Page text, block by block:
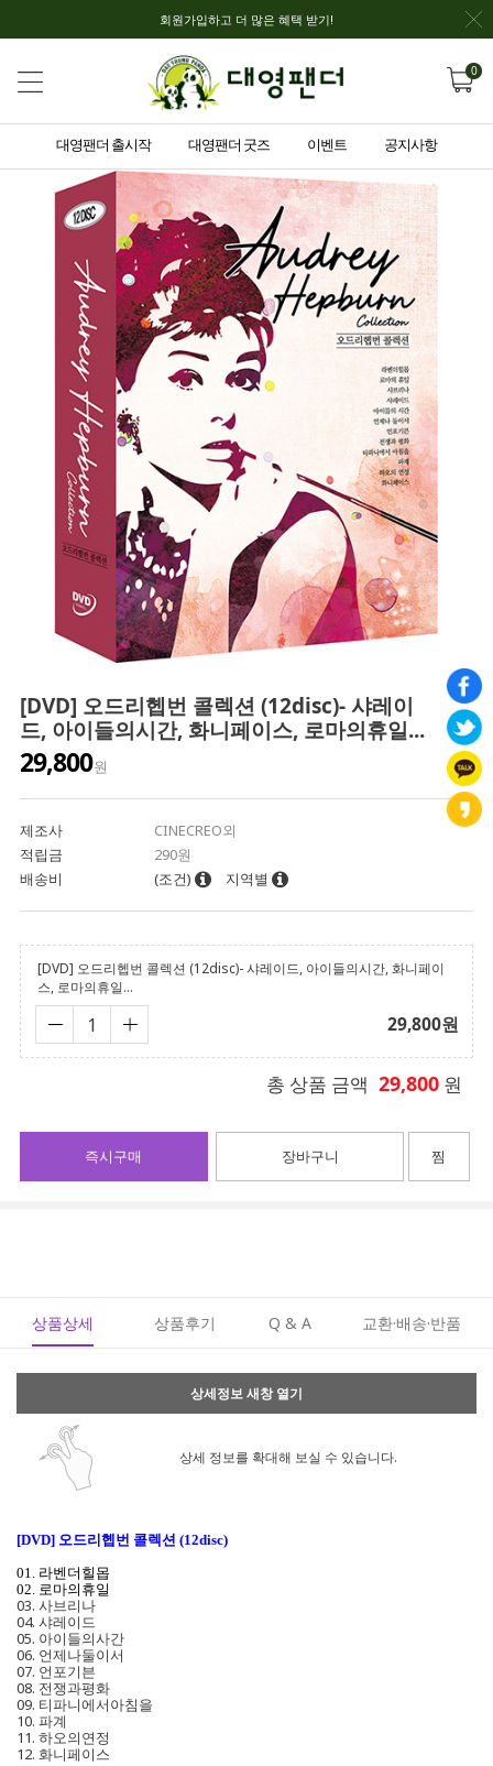
회원가입하고 더 많은 혜택 받기!
0
대영팬더 출시작 대영팬더 굿즈 이벤트 공지사항
[DVD] 오드리헵번 콜렉션 (12disc)- 샤레이
드, 아이들의시간, 화니페이스, 로마의휴일...
29,800원
제조사
CINECREO외
적립금
290원
배송비
(조건) 지역별
[DVD] 오드리헵번 콜렉션 (12disc)- 샤레이드, 아이들의시간, 화니페이
스, 로마의휴일...
29,800원
총 상품 금액 29,800 원
장바구니
즉시구매 찜
상품상세 상품후기 Q & A 교환·배송·반품
상세정보 새창 열기
상세 정보를 확대해 보실 수 있습니다.
[DVD] 오드리헵번 콜렉션 (12disc)
01. 라벤더힐몹
02. 로마의휴일
03. 사브리나
04. 샤레이드
05. 아이들의사간
06. 언제나둘이서
07. 언포기븐
08. 전쟁과평화
09. 티파니에서아침을
10. 파계
11. 하오의연정
12. 화니페이스